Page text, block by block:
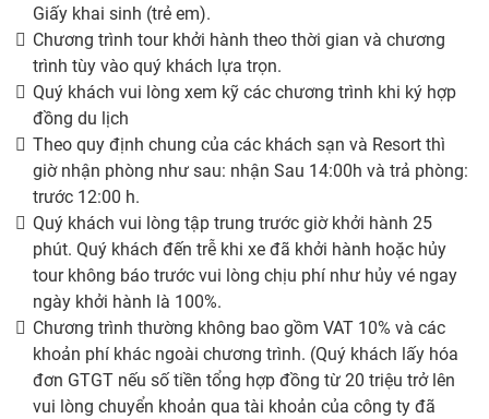
Giấy khai sinh (trẻ em).
Chương trình tour khởi hành theo thời gian và chương
trình tùy vào quý khách lựa trọn.
Quý khách vui lòng xem kỹ các chương trình khi ký hợp
đồng du lịch
Theo quy định chung của các khách sạn và Resort thì
giờ nhận phòng như sau: nhận Sau 14:00h và trả phòng:
trước 12:00 h.
Quý khách vui lòng tập trung trước giờ khởi hành 25
phút. Quý khách đến trễ khi xe đã khởi hành hoặc hủy
tour không báo trước vui lòng chịu phí như hủy vé ngay
ngày khởi hành là 100%.
Chương trình thường không bao gồm VAT 10% và các
khoản phí khác ngoài chương trình. (Quý khách lấy hóa
đơn GTGT nếu số tiền tổng hợp đồng từ 20 triệu trở lên
vui lòng chuyển khoản qua tài khoản của công ty đã